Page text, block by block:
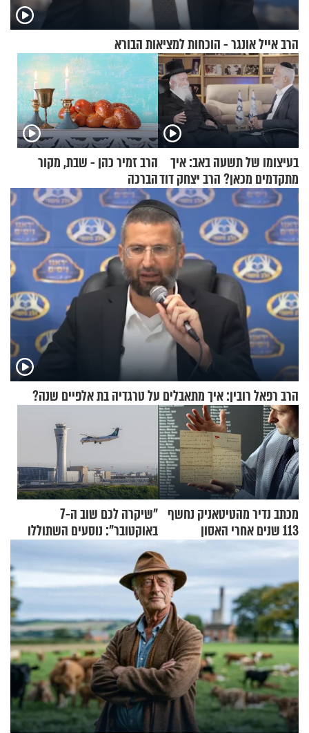
הרב אייל אונגר - הוכחות למציאות הבורא
בעיצומו של תשעה באב: איך
מתקדמים מכאן? הרב יצחק דוד
גרוסמן בשיחה מיוחדת
הרב זמיר כהן - שבת, מקור
הברכה
הרב רפאל רובין: איך מתאבלים על טרגדיה בת אלפיים שנה?
מכתב נדיר מהטיטאניק נחשף
113 שנים אחרי האסון
"שיקרה לכם שוב ה-7
באוקטובר": נוסעים השתוללו
בטיסה לפרנקפורט ונעצרו
לאחר שתקפו שוטרים